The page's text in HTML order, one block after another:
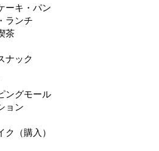
ーキ・パン
ランチ
茶
ナック
ングモール
ョン
ク（購入）